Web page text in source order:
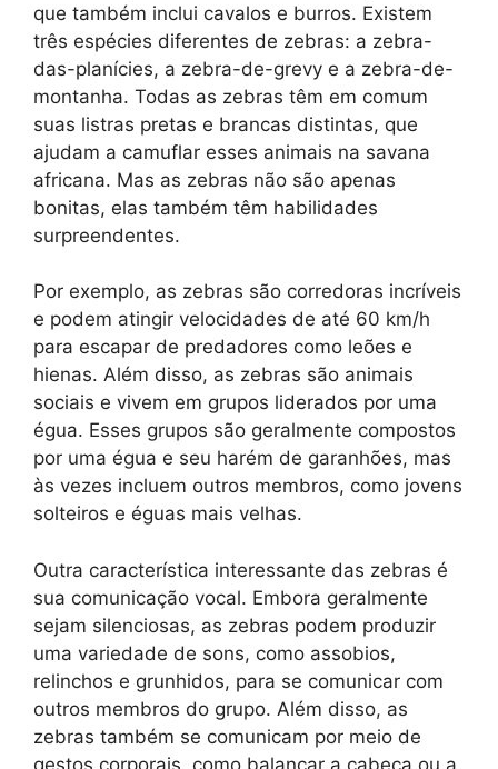
que também inclui cavalos e burros. Existem
três espécies diferentes de zebras: a zebra-
das-planícies, a zebra-de-grevy e a zebra-de-
montanha. Todas as zebras têm em comum
suas listras pretas e brancas distintas, que
ajudam a camuflar esses animais na savana
africana. Mas as zebras não são apenas
bonitas, elas também têm habilidades
surpreendentes.
Por exemplo, as zebras são corredoras incríveis
e podem atingir velocidades de até 60 km/h
para escapar de predadores como leões e
hienas. Além disso, as zebras são animais
sociais e vivem em grupos liderados por uma
égua. Esses grupos são geralmente compostos
por uma égua e seu harém de garanhões, mas
às vezes incluem outros membros, como jovens
solteiros e éguas mais velhas.
Outra característica interessante das zebras é
sua comunicação vocal. Embora geralmente
sejam silenciosas, as zebras podem produzir
uma variedade de sons, como assobios,
relinchos e grunhidos, para se comunicar com
outros membros do grupo. Além disso, as
zebras também se comunicam por meio de
gestos corporais, como balançar a cabeça ou a